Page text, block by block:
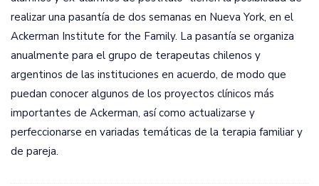
realizar una pasantía de dos semanas en Nueva York, en el
Ackerman Institute for the Family. La pasantía se organiza
anualmente para el grupo de terapeutas chilenos y
argentinos de las instituciones en acuerdo, de modo que
puedan conocer algunos de los proyectos clínicos más
importantes de Ackerman, así como actualizarse y
perfeccionarse en variadas temáticas de la terapia familiar y
de pareja.